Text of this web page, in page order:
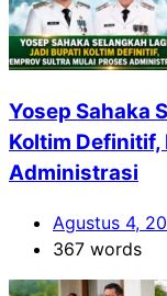
Yosep Sahaka
Koltim Definitif,
Administrasi
Agustus 4,
367 words